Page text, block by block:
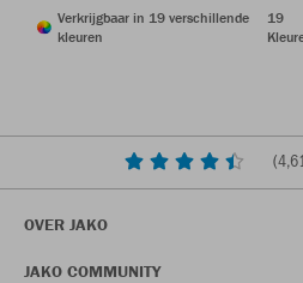
Verkrijgbaar in 19 verschillende
kleuren
19
(
OVER JAKO
JAKO COMMUNITY